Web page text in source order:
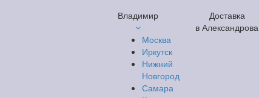
Владимир
Москва
Иркутск
Нижний
Новгород
Самара
Доставка
в Александрова